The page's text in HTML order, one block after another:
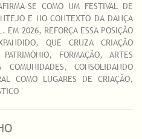
SE COMO UM FESTIVAL DE
E NO CONTEXTO DA DANÇA
EM 2026, REFORÇA ESSA POSIÇÃO
QUE CRUZA CRIAÇÃO
FORMAÇÃO, ARTES
CONSOLIDANDO
COMO LUGARES DE CRIAÇÃO,